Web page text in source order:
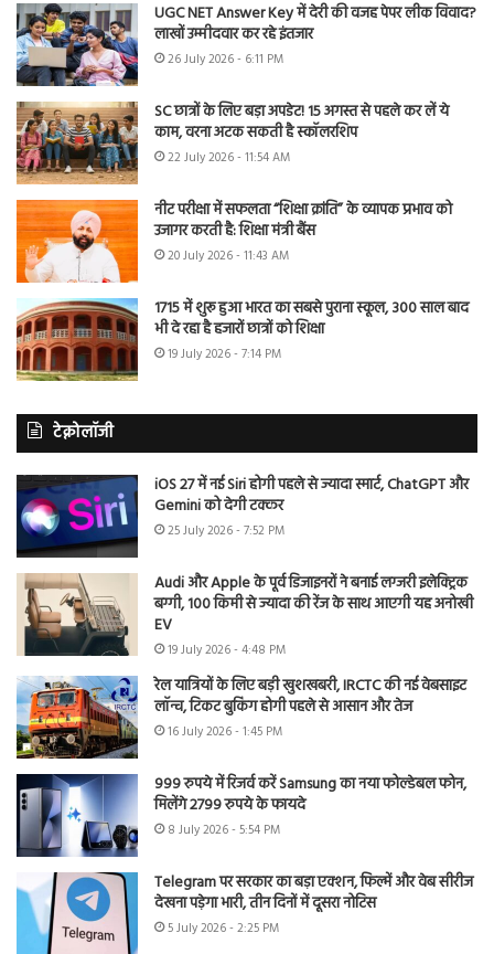
UGC NET Answer Key में देरी की वजह पेपर लीक विवाद?
लाखों उम्मीदवार कर रहे इंतजार
26 July 2026 - 6:11 PM
SC छात्रों के लिए बड़ा अपडेट! 15 अगस्त से पहले कर लें ये
काम, वरना अटक सकती है स्कॉलरशिप
22 July 2026 - 11:54 AM
नीट परीक्षा में सफलता “शिक्षा क्रांति” के व्यापक प्रभाव को
उजागर करती है: शिक्षा मंत्री बैंस
20 July 2026 - 11:43 AM
1715 में शुरू हुआ भारत का सबसे पुराना स्कूल, 300 साल बाद
भी दे रहा है हजारों छात्रों को शिक्षा
19 July 2026 - 7:14 PM
टेक्नोलॉजी
iOS 27 में नई Siri होगी पहले से ज्यादा स्मार्ट, ChatGPT और
Gemini को देगी टक्कर
25 July 2026 - 7:52 PM
Audi और Apple के पूर्व डिजाइनरों ने बनाई लग्जरी इलेक्ट्रिक
बग्गी, 100 किमी से ज्यादा की रेंज के साथ आएगी यह अनोखी
EV
19 July 2026 - 4:48 PM
रेल यात्रियों के लिए बड़ी खुशखबरी, IRCTC की नई वेबसाइट
लॉन्च, टिकट बुकिंग होगी पहले से आसान और तेज
16 July 2026 - 1:45 PM
999 रुपये में रिजर्व करें Samsung का नया फोल्डेबल फोन,
मिलेंगे 2799 रुपये के फायदे
8 July 2026 - 5:54 PM
Telegram पर सरकार का बड़ा एक्शन, फिल्में और वेब सीरीज
देखना पड़ेगा भारी, तीन दिनों में दूसरा नोटिस
5 July 2026 - 2:25 PM